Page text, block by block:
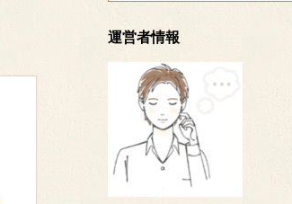
運営者情報